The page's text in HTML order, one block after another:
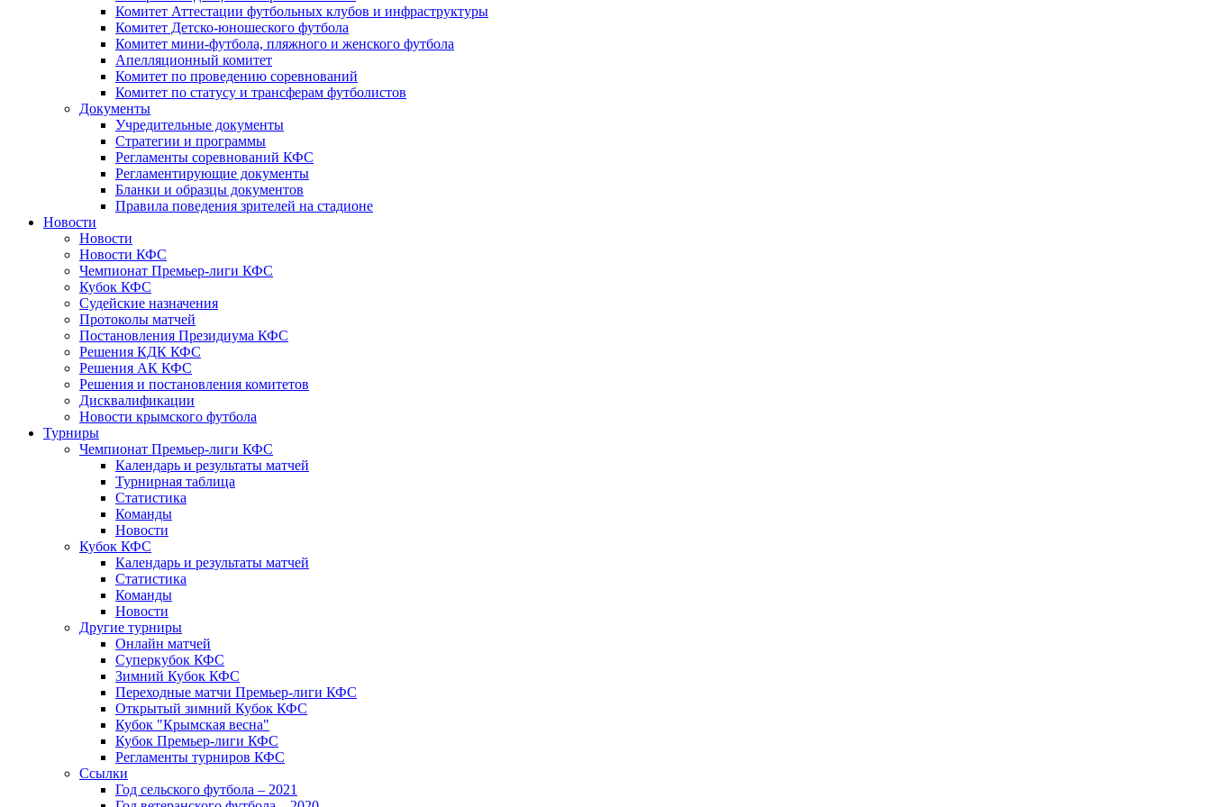
Комитет Аттестации футбольных клубов и инфраструктуры
Комитет Детско-юношеского футбола
Комитет мини-футбола, пляжного и женского футбола
Апелляционный комитет
Комитет по проведению соревнований
Комитет по статусу и трансферам футболистов
Документы
Учредительные документы
Стратегии и программы
Регламенты соревнований КФС
Регламентирующие документы
Бланки и образцы документов
Правила поведения зрителей на стадионе
Новости
Новости
Новости КФС
Чемпионат Премьер-лиги КФС
Кубок КФС
Судейские назначения
Протоколы матчей
Постановления Президиума КФС
Решения КДК КФС
Решения АК КФС
Решения и постановления комитетов
Дисквалификации
Новости крымского футбола
Турниры
Чемпионат Премьер-лиги КФС
Календарь и результаты матчей
Турнирная таблица
Статистика
Команды
Новости
Кубок КФС
Календарь и результаты матчей
Статистика
Команды
Новости
Другие турниры
Онлайн матчей
Суперкубок КФС
Зимний Кубок КФС
Переходные матчи Премьер-лиги КФС
Открытый зимний Кубок КФС
Кубок "Крымская весна"
Кубок Премьер-лиги КФС
Регламенты турниров КФС
Ссылки
Год сельского футбола – 2021